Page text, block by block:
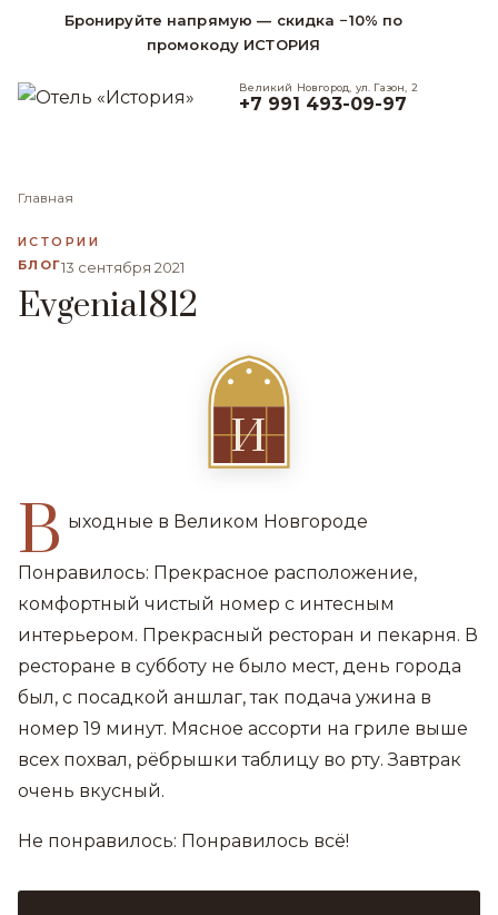
Бронируйте напрямую — скидка −10% по
промокоду ИСТОРИЯ
Великий Новгород, ул. Газон, 2
+7 991 493-09-97
Главная
ИСТОРИИ
БЛОГ13 сентября 2021
Evgenia1812
И
В ыходные в Великом Новгороде
Понравилось: Прекрасное расположение,
комфортный чистый номер с интесным
интерьером. Прекрасный ресторан и пекарня. В
ресторане в субботу не было мест, день города
был, с посадкой аншлаг, так подача ужина в
номер 19 минут. Мясное ассорти на гриле выше
всех похвал, рёбрышки таблицу во рту. Завтрак
очень вкусный.
Не понравилось: Понравилось всё!